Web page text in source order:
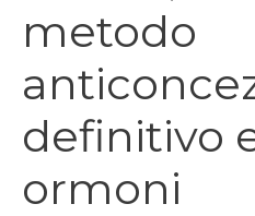
metodo
definitivo
ormoni